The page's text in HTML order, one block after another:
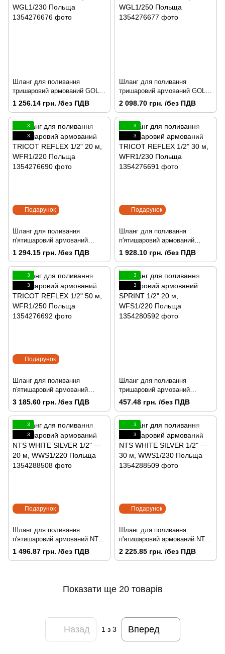
Шланг для поливання
тришаровий армований GOLD
LINE 1/2" 30 м, WGL1/230
1 256.14 грн. /без ПДВ
Шланг для поливання
тришаровий армований GOLD
LINE 1/2" 50 м, WGL1/250
2 098.70 грн. /без ПДВ
Подарунок
3
3
Шланг для поливання
п'ятишаровий армований
TRICOT REFLEX 1/2" 20 м,
WFR1/220 Польща
1 294.15 грн. /без ПДВ
Подарунок
3
3
Шланг для поливання
п'ятишаровий армований
TRICOT REFLEX 1/2" 30 м,
WFR1/230 Польща
1 928.10 грн. /без ПДВ
Подарунок
3
3
Шланг для поливання
п'ятишаровий армований
TRICOT REFLEX 1/2" 50 м,
WFR1/250 Польща
3 185.60 грн. /без ПДВ
3
3
Шланг для поливання
тришаровий армований
SPRINT 1/2" 20 м, WFS1/220
457.48 грн. /без ПДВ
Подарунок
3
3
Шланг для поливання
п'ятишаровий армований NTS
WHITE SILVER 1/2" — 20 м,
WWS1/220 Польща
1 496.87 грн. /без ПДВ
Подарунок
3
3
Шланг для поливання
п'ятишаровий армований NTS
WHITE SILVER 1/2" — 30 м,
WWS1/230 Польща
2 225.85 грн. /без ПДВ
Показати ще 20 товарів
Назад 1з 3 Вперед